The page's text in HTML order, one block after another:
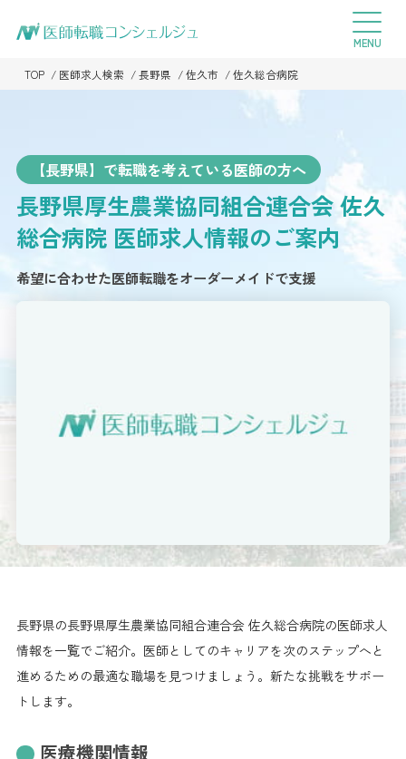
TOP 医師求人検索 長野県 佐久市 佐久総合病院
【長野県】で転職を考えている医師の方へ
長野県厚生農業協同組合連合会 佐久
総合病院 医師求人情報のご案内
希望に合わせた医師転職をオーダーメイドで支援
長野県の長野県厚生農業協同組合連合会 佐久総合病院の医師求人
情報を一覧でご紹介。医師としてのキャリアを次のステップへと
進めるための最適な職場を見つけましょう。新たな挑戦をサポー
トします。
医療機関情報